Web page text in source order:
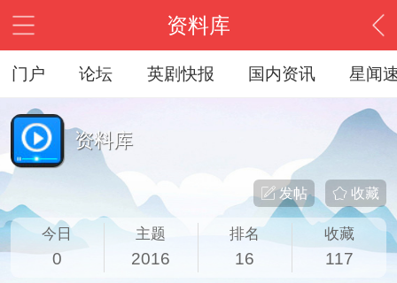
资料库
门户 论坛 英剧快报 国内资讯 星闻
资料库
收藏
发帖
今日
0
主题
2016
排名
16
收藏
117